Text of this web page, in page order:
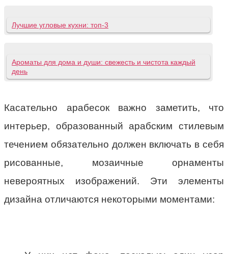
Лучшие угловые кухни: топ-3
Ароматы для дома и души: свежесть и чистота каждый
день
Касательно арабесок важно заметить, что
интерьер, образованный арабским стилевым
течением обязательно должен включать в себя
рисованные, мозаичные орнаменты
невероятных изображений. Эти элементы
дизайна отличаются некоторыми моментами: